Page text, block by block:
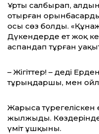
Ұрты салбырап,
отырған орынбасарды
осы сөз болды.
Дүкендерде ет жоқ
аспандап тұрған
– Жігіттер! – деді
тұрыңдаршы, мен
Жарыса түрегеліскен
жылжыды.
үміт ұшқыны.